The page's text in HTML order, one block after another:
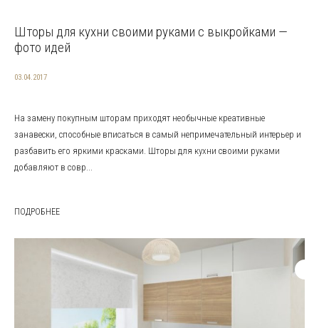
Шторы для кухни своими руками с выкройками —
фото идей
03.04.2017
На замену покупным шторам приходят необычные креативные
занавески, способные вписаться в самый непримечательный интерьер и
разбавить его яркими красками. Шторы для кухни своими руками
добавляют в совр...
ПОДРОБНЕЕ